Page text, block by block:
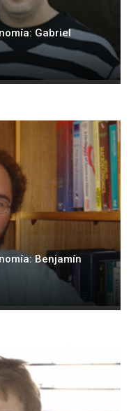
Gabriel
Benjamín